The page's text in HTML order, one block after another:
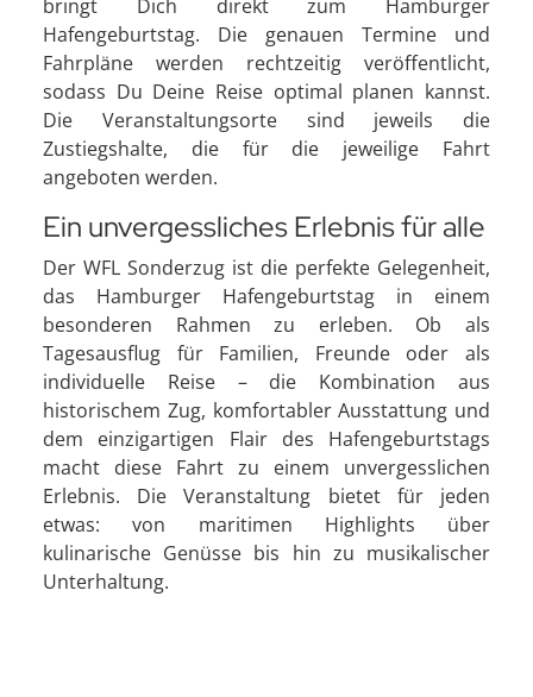
bringt Dich direkt zum Hamburger
Hafengeburtstag. Die genauen Termine und
Fahrpläne werden rechtzeitig veröffentlicht,
sodass Du Deine Reise optimal planen kannst.
Die Veranstaltungsorte sind jeweils die
Zustiegshalte, die für die jeweilige Fahrt
angeboten werden.
Ein unvergessliches Erlebnis für alle
Der WFL Sonderzug ist die perfekte Gelegenheit,
das Hamburger Hafengeburtstag in einem
besonderen Rahmen zu erleben. Ob als
Tagesausflug für Familien, Freunde oder als
individuelle Reise – die Kombination aus
historischem Zug, komfortabler Ausstattung und
dem einzigartigen Flair des Hafengeburtstags
macht diese Fahrt zu einem unvergesslichen
Erlebnis. Die Veranstaltung bietet für jeden
etwas: von maritimen Highlights über
kulinarische Genüsse bis hin zu musikalischer
Unterhaltung.